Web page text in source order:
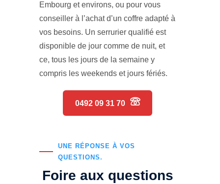
Embourg et environs, ou pour vous
conseiller à l’achat d’un coffre adapté à
vos besoins. Un serrurier qualifié est
disponible de jour comme de nuit, et
ce, tous les jours de la semaine y
compris les weekends et jours fériés.
0492 09 31 70
UNE RÉPONSE À VOS
QUESTIONS.
Foire aux questions